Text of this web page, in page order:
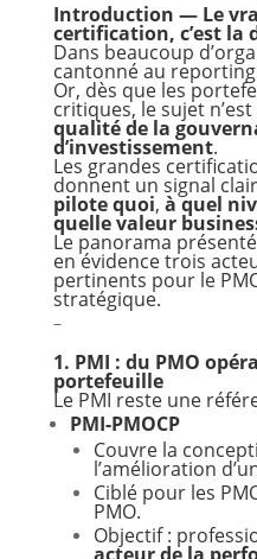
Introduction — Le
certification, c’est la
Dans beaucoup
cantonné au
Or, dès que les
critiques, le sujet
qualité de la
d’investissement.
Les grandes
donnent un signal
pilote quoi, à quel
quelle valeur
Le panorama
en évidence trois
pertinents pour le
stratégique.
–
1. PMI : du PMO
portefeuille
Le PMI reste une
PMI-PMOCP
Couvre la
l’amélioration
Ciblé pour les
PMO.
Objectif :